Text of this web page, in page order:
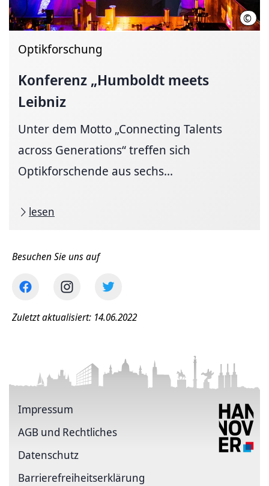
©
Optikforschung
Konferenz „Humboldt meets
Leibniz
Unter dem Motto „Connecting Talents
across Generations“ treffen sich
Optikforschende aus sechs...
lesen
Besuchen Sie uns auf
Zuletzt aktualisiert: 14.06.2022
Impressum
AGB und Rechtliches
Datenschutz
Barriere­freiheits­erklärung